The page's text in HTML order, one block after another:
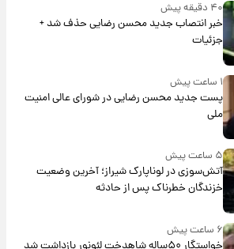
۴۰ دقیقه پیش
خبر انتصاب جدید محسن رضایی حذف شد +
جزئیات
پست جدید محسن رضایی در شورای عالی امنیت
ملی
۵ ساعت پیش
آتش‌سوزی در لوناپارک شیراز؛ آخرین وضعیت
خزندگان خطرناک پس از حادثه
۶ ساعت پیش